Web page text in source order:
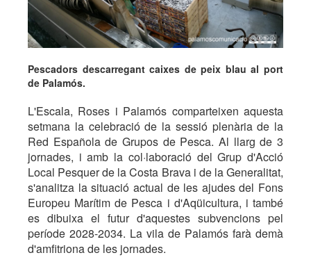
Pescadors descarregant caixes de peix blau al port
de Palamós.
L'Escala, Roses i Palamós comparteixen aquesta
setmana la celebració de la sessió plenària de la
Red Española de Grupos de Pesca. Al llarg de 3
jornades, i amb la col·laboració del Grup d'Acció
Local Pesquer de la Costa Brava i de la Generalitat,
s'analitza la situació actual de les ajudes del Fons
Europeu Marítim de Pesca i d'Aqüicultura, i també
es dibuixa el futur d'aquestes subvencions pel
període 2028-2034. La vila de Palamós farà demà
d'amfitriona de les jornades.